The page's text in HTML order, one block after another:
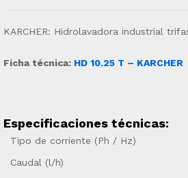
KARCHER: Hidrolavadora industrial
Ficha técnica: HD 10.25 T – KARCHER
Especificaciones técnicas:
Tipo de corriente (Ph / Hz)
Caudal (l/h)